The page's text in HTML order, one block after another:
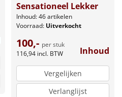
Sensationeel Lekker
Inhoud: 46 artikelen
Voorraad: Uitverkocht
100,- per stuk
116,94 incl. BTW Inhoud
Vergelijken
Verlanglijst